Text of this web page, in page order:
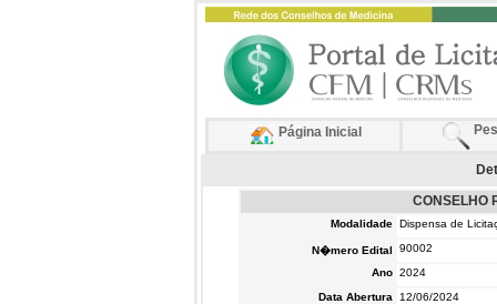
Página Inicial
CONSELHO
Modalidade Dispensa de
N�mero Edital
90002
Ano 2024
Data Abertura
12/06/2024